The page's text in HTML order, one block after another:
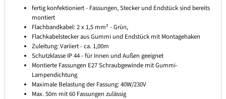
fertig konfektioniert - Fassungen, Stecker und Endstück sind bereits
montiert
Flachbandkabel: 2 x 1,5 mm² - Grün,
Flachkabelstecker aus Gummi und Endstück mit Montagehaken
Zuleitung: Variiert - ca. 1,00m
Schutzklasse IP 44 - für Innen und Außen geeignet
Montierte Fassungen E27 Schraubgewinde mit Gummi-
Lampendichtung
Maximale Belastung der Fassung: 40W/230V
Max. 50m mit 60 Fassungen zulässig